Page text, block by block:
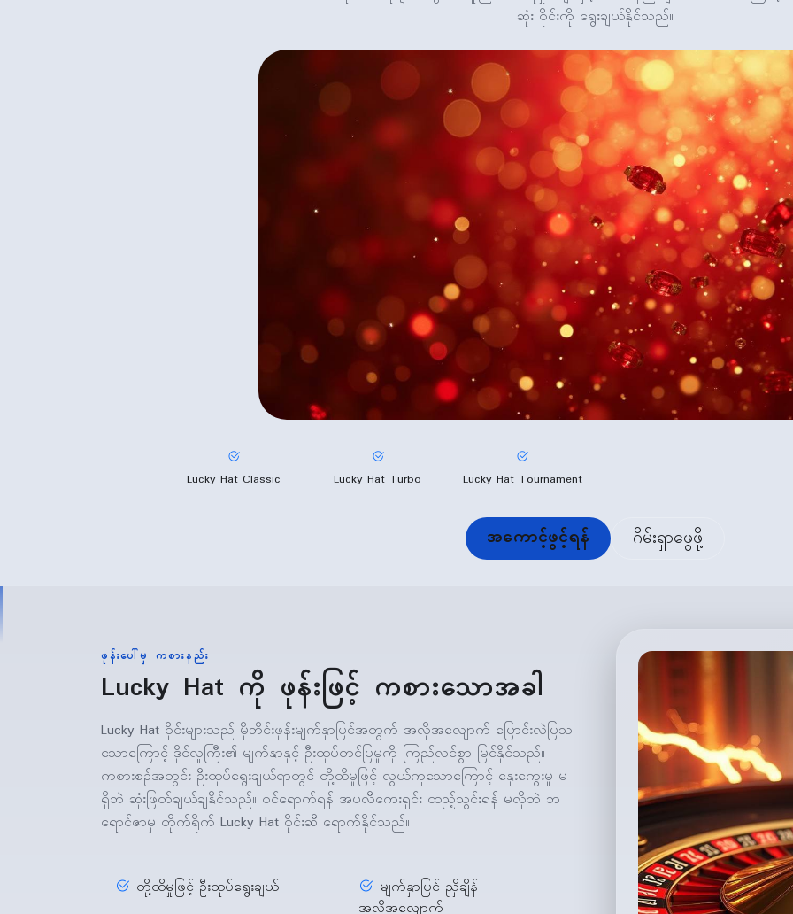
ဆုံး ဝိုင်းကို ရွေးချယ်နိုင်သည်။
Lucky Hat Classic Lucky Hat Turbo Lucky Hat Tournament
အကောင့်ဖွင့်ရန် ဂိမ်းရှာဖွေဖို့
ဖုန်းပေါ်မှ ကစားနည်း
Lucky Hat ကို ဖုန်းဖြင့် ကစားသောအခါ
Lucky Hat ဝိုင်းများသည် မိုဘိုင်းဖုန်းမျက်နှာပြင်အတွက် အလိုအလျောက် ပြောင်းလဲပြသ
သောကြောင့် ဒိုင်လူကြီး၏ မျက်နှာနှင့် ဦးထုပ်တင်ပြမှုကို ကြည်လင်စွာ မြင်နိုင်သည်။
ကစားစဉ်အတွင်း ဦးထုပ်ရွေးချယ်ရာတွင် တို့ထိမှုဖြင့် လွယ်ကူသောကြောင့် နှေးကွေးမှု မ
ရှိဘဲ ဆုံးဖြတ်ချယ်ချနိုင်သည်။ ဝင်ရောက်ရန် အပလီကေးရှင်း ထည့်သွင်းရန် မလိုဘဲ ဘ
ရောင်ဇာမှ တိုက်ရိုက် Lucky Hat ဝိုင်းဆီ ရောက်နိုင်သည်။
တို့ထိမှုဖြင့် ဦးထုပ်ရွေးချယ်
မျက်နှာပြင် ညှိချိန်
အလိုအလျောက်